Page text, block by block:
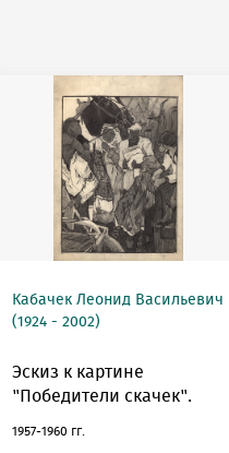
Кабачек Леонид Васильевич
(1924 - 2002)
Эскиз к картине
"Победители скачек".
1957-1960 гг.